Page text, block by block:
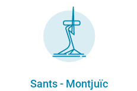
Sants - Montjuïc